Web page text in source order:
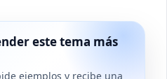
este tema más
ejemplos y recibe una